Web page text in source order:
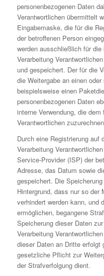
personenbezogenen Daten
Verantwortlichen übermittelt
Eingabemaske, die für die
der betroffenen Person
werden ausschließlich für
Verarbeitung
und gespeichert. Der für die
die Weitergabe an einen
beispielsweise einen
personenbezogenen Daten
interne Verwendung, die dem
Verantwortlichen
Durch eine Registrierung auf
Verarbeitung
Service-Provider (ISP) der
Adresse, das Datum sowie
gespeichert. Die
Hintergrund, dass nur so der
verhindert werden kann, und
ermöglichen, begangene
Speicherung dieser Daten
Verarbeitung
dieser Daten an Dritte
gesetzliche Pflicht zur
der Strafverfolgung dient.